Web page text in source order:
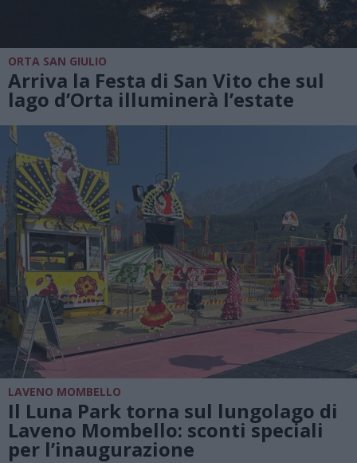
ORTA SAN GIULIO
Arriva la Festa di San Vito che sul
lago d’Orta illuminerà l’estate
LAVENO MOMBELLO
Il Luna Park torna sul lungolago di
Laveno Mombello: sconti speciali
per l’inaugurazione